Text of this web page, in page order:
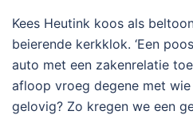
Kees Heutink koos als
beierende kerkklok. ‘Een
auto met een zakenrelatie
afloop vroeg degene met
gelovig? Zo kregen we een